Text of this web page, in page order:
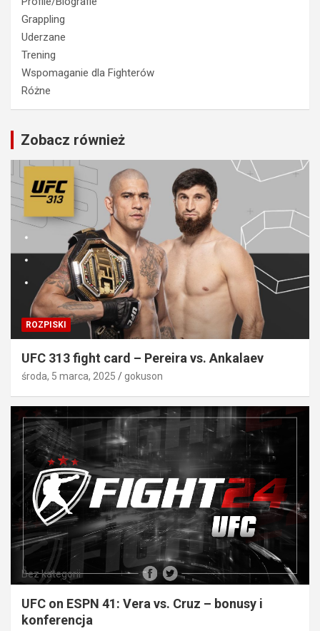
Grappling
Uderzane
Trening
Wspomaganie dla Fighterów
Różne
Zobacz również
ROZPISKI
UFC 313 fight card – Pereira vs. Ankalaev
środa, 5 marca, 2025 gokuson
Bez kategorii
UFC on ESPN 41: Vera vs. Cruz – bonusy i
konferencja